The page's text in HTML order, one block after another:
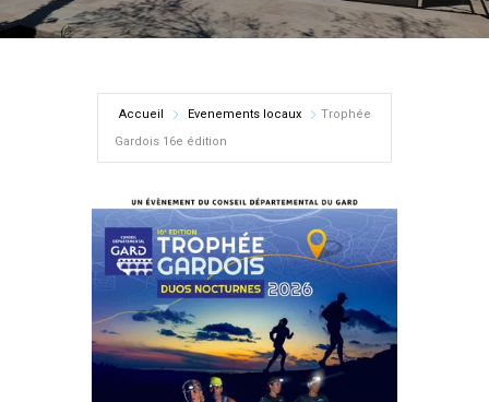
Accueil Evenements locaux
Trophée
Gardois 16e édition